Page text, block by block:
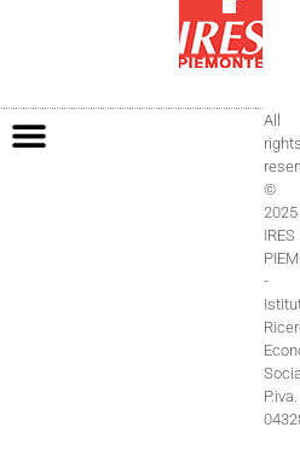
All
©
2025
IRES
-
P.iva.